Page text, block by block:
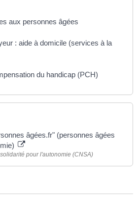
aux personnes âgées
: aide à domicile (services à la
du handicap (PCH)
âgées.fr" (personnes âgées
pour l'autonomie (CNSA)